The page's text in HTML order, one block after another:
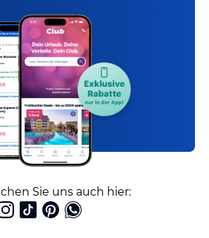
Sie uns auch hier: